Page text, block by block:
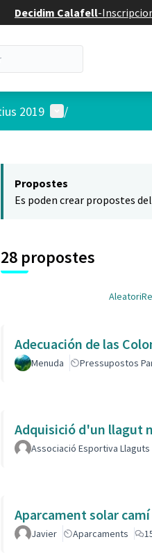
Decidim Calafell-
2019 Menú d'usuari
/
Propostes
Es poden crear propostes
28 propostes
Aleatori
Adecuación de las
Menuda Pressupostos
Adquisició d'un llagut
Associació Esportiva
Aparcament solar
Javier Aparcaments